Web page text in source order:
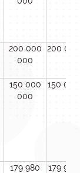
200 000
000
200
150 000
000
150
179 980
179